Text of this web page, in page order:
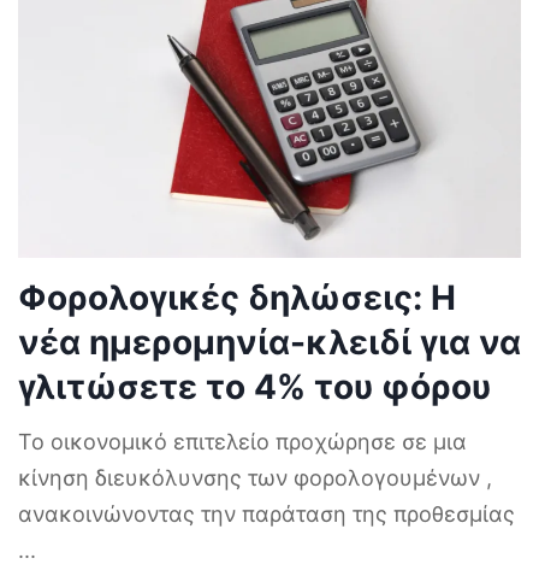
Φορολογικές δηλώσεις: Η
νέα ημερομηνία-κλειδί για να
γλιτώσετε το 4% του φόρου
Το οικονομικό επιτελείο προχώρησε σε μια
κίνηση διευκόλυνσης των φορολογουμένων ,
ανακοινώνοντας την παράταση της προθεσμίας
...